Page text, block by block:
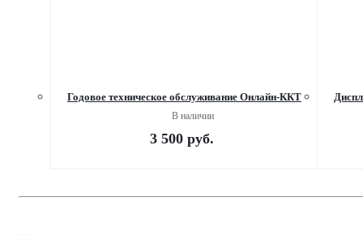
Годовое техническое обслуживание Онлайн-ККТ
В наличии
3 500руб.